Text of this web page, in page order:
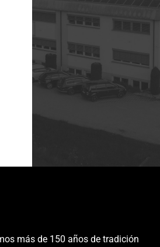
más de 150 años de tradición